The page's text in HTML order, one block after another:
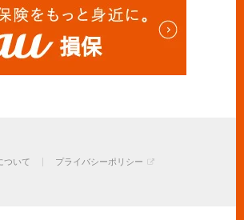
ついて プライバシーポリシー